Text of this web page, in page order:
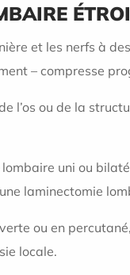
et les nerfs à
– compresse
l’os ou de la
uni ou
laminectomie
ou en
locale.